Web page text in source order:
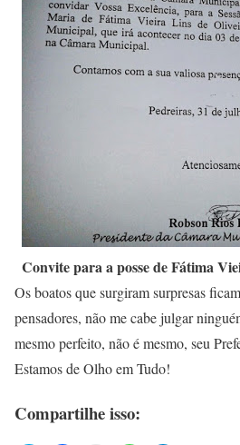
Convite para a posse de Fátima
Os boatos que surgiram surpresas
pensadores, não me cabe julgar
mesmo perfeito, não é mesmo, seu
Estamos de Olho em Tudo!
Compartilhe isso: